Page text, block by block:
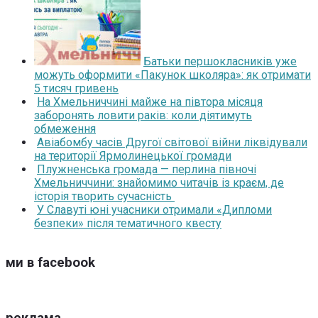
Батьки першокласників уже
можуть оформити «Пакунок школяра»: як отримати
5 тисяч гривень
На Хмельниччині майже на півтора місяця
заборонять ловити раків: коли діятимуть
обмеження
Авіабомбу часів Другої світової війни ліквідували
на території Ярмолинецької громади
Плужненська громада — перлина півночі
Хмельниччини: знайомимо читачів із краєм, де
історія творить сучасність
У Славуті юні учасники отримали «Дипломи
безпеки» після тематичного квесту
ми в facebook